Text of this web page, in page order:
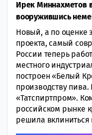
Ирек Миннахметов
вооружившись
Новый, а по оценке
проекта, самый
России теперь
местного
построен «Белый
производству
«Татспиртпром».
российском рынке
решила